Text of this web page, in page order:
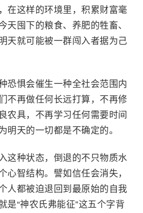
在这样的环境里，积累财富毫
天囤下的粮食、养肥的牲畜、
天就可能被一群闯入者据为己
恐惧会催生一种全社会范围内
不再做任何长远打算，不再修
农具，不再学习任何需要时间
明天的一切都是不确定的。
这种状态，倒退的不只物质水
心智结构。譬如信任会消失，
人都被迫退回到最原始的自我
是“神农氏弗能征”这五个字背